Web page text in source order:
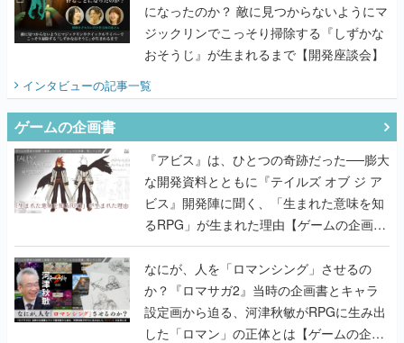
になったのか？ 敵に見つからないようにマ
ジックリンでこっそり掃除する『しずかな
おそうじ』が生まれるまで【開発座談会】
インタビューの記事一覧
ゲームの企画書
『アビス』は、ひとつの奇跡だった──膨大
な開発資料とともに『テイルズ オブ ジ ア
ビス』開発陣に聞く、「生まれた意味を知
るRPG」が生まれた理由【ゲームの企画
書】
なにが、人を「ロマンシング」させるの
か？『ロマサガ2』当時の企画書とキャラ
設定画から迫る、河津秋敏がRPGに生み出
した「ロマン」の正体とは【ゲームの企画